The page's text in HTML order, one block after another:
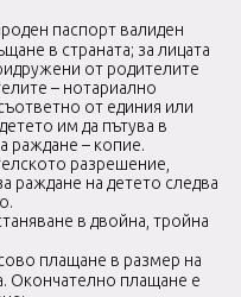
паспорт валиден
в страната; за лицата
от родителите
– нотариално
от единия или
им да пътува в
раждане – копие.
разрешение,
раждане на детето следва
в двойна, тройна
плащане в размер на
Окончателно плащане е